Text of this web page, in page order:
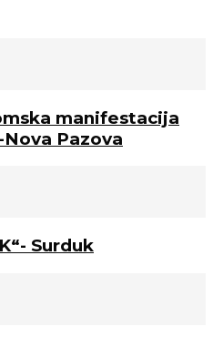
manifestacija
Pazova
Surduk